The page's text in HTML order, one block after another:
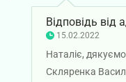
Відповідь від
15.02.2022
Наталіє, дякуємо
Скляренка